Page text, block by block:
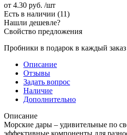
от 4.30 руб. /шт
Есть в наличии (11)
Нашли дешевле?
Свойство предложения
Пробники в подарок в каждый заказ
Описание
Отзывы
Задать вопрос
Наличие
Дополнительно
Описание
Морские дары – удивительные по
эффективные компоненты для